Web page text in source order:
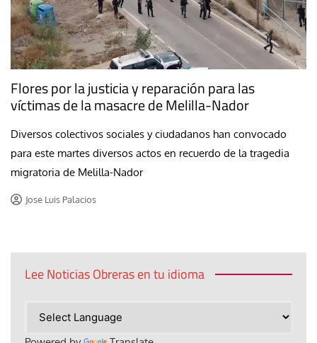
Flores por la justicia y reparación para las
víctimas de la masacre de Melilla-Nador
Diversos colectivos sociales y ciudadanos han convocado
para este martes diversos actos en recuerdo de la tragedia
migratoria de Melilla-Nador
Jose Luis Palacios
Lee Noticias Obreras en tu idioma